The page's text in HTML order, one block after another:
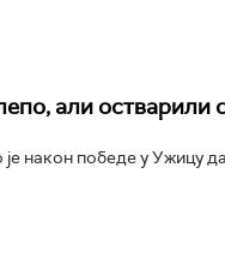
али остварили
након победе у Ужицу